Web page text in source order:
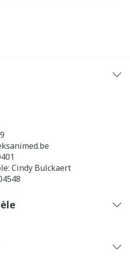
Cindy Bulckaert